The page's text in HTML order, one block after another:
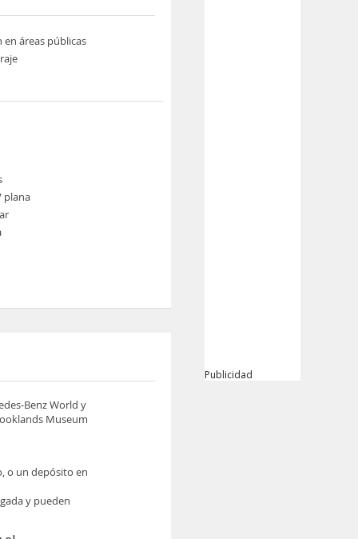
en áreas públicas
plana
Benz World y
Museum
o un depósito en
y pueden
Publicidad